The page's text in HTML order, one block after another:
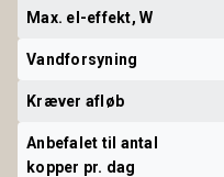
Max. el-effekt, W
Vandforsyning
Kræver afløb
Anbefalet til antal
kopper pr. dag